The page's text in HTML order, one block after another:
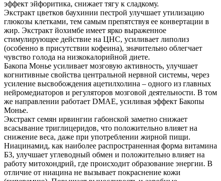
эффект эйфоритика, снижает тягу к сладкому.
Экстракт цветков баухинии пестрой улучшает утилизацию
глюкозы клетками, тем самым препятствуя ее конвертации в
жир. Экстракт йохимбе имеет ярко выраженное
стимулирующее действие на ЦНС, усиливает липолиз
(особенно в присутствии кофеина), значительно облегчает
чувство голода на низкокалорийной диете.
Бакопа Монье усиливает мозговую активность, улучшает
когнитивные свойства центральной нервной системы, через
усиление высвобождения ацетилхолина – одного из главных
нейромедиаторов и регуляторов мозговой деятельности. В том
же направлении работает DMAE, усиливая эффект Бакопы
Монье.
Экстракт семян ирвингии габонской заметно снижает
всасывание триглицеридов, что положительно влияет на
снижение веса, даже при употреблении жирной пищи.
Ниацинамид, как наиболее распространенная форма витамина
Б3, улучшает углеводный обмен и положительно влияет на
работу митохондрий, где происходит образование энергии. В
отличие от ниацина не вызывает покраснение кожи